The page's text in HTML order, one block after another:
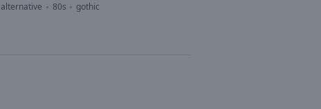
alternative 80s
gothic